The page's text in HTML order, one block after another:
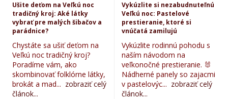
Ušite deťom na Veľkú noc
tradičný kroj: Aké látky
vybrať pre malých šibačov a
parádnice?
Chystáte sa ušiť deťom na
Veľkú noc tradičný kroj?
Poradíme vám, ako
skombinovať folklórne látky,
brokát a mad... zobraziť celý
článok...
Vykúzlite si nezabudnuteľnú
Veľkú noc: Pastelové
prestieranie, ktoré si
vnúčatá zamilujú
Vykúzlite rodinnú pohodu s
naším návodom na
veľkonočné prestieranie. 🐰
Nádherné panely so zajacmi
v pastelovýc... zobraziť celý
článok...